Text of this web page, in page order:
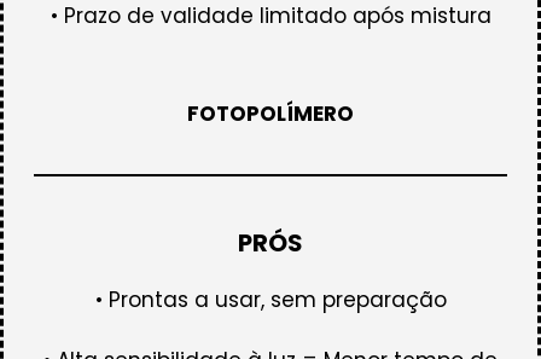
• Prazo de validade limitado após mistura
FOTOPOLÍMERO
PRÓS
• Prontas a usar, sem preparação